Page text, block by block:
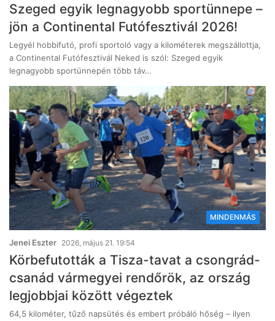
Szeged egyik legnagyobb sportünnepe –
jön a Continental Futófesztivál 2026!
Legyél hobbifutó, profi sportoló vagy a kilométerek megszállottja,
a Continental Futófesztivál Neked is szól: Szeged egyik
legnagyobb sportünnepén több táv…
MINDENMÁS
Jenei Eszter 2026, május 21. 19:54
Körbefutották a Tisza-tavat a csongrád-
csanád vármegyei rendőrök, az ország
legjobbjai között végeztek
64,5 kilométer, tűző napsütés és embert próbáló hőség – ilyen